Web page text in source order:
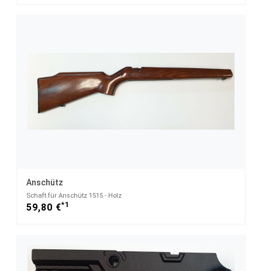
Anschütz
Schaft für Anschütz 1515 - Holz
59,80 €*1